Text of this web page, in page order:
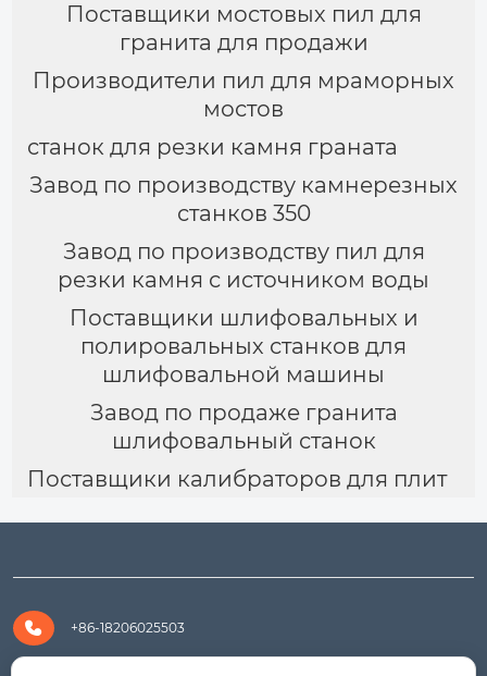
Поставщики мостовых пил для
гранита для продажи
Производители пил для мраморных
мостов
станок для резки камня граната
Завод по производству камнерезных
станков 350
Завод по производству пил для
резки камня с источником воды
Поставщики шлифовальных и
полировальных станков для
шлифовальной машины
Завод по продаже гранита
шлифовальный станок
Поставщики калибраторов для плит
 +86-18206025503